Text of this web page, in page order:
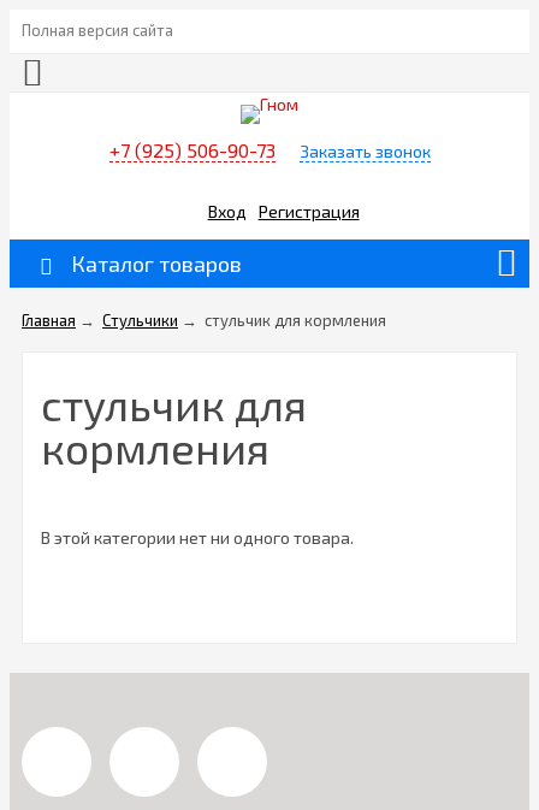
Полная версия сайта
+7 (925) 506-90-73 Заказать звонок
Вход Регистрация
Каталог товаров
Главная → Стульчики → стульчик для кормления
стульчик для
кормления
В этой категории нет ни одного товара.